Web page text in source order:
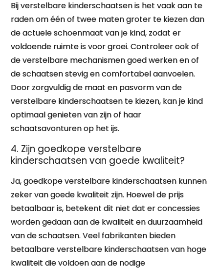
Bij verstelbare kinderschaatsen is het vaak aan te
raden om één of twee maten groter te kiezen dan
de actuele schoenmaat van je kind, zodat er
voldoende ruimte is voor groei. Controleer ook of
de verstelbare mechanismen goed werken en of
de schaatsen stevig en comfortabel aanvoelen.
Door zorgvuldig de maat en pasvorm van de
verstelbare kinderschaatsen te kiezen, kan je kind
optimaal genieten van zijn of haar
schaatsavonturen op het ijs.
4. Zijn goedkope verstelbare
kinderschaatsen van goede kwaliteit?
Ja, goedkope verstelbare kinderschaatsen kunnen
zeker van goede kwaliteit zijn. Hoewel de prijs
betaalbaar is, betekent dit niet dat er concessies
worden gedaan aan de kwaliteit en duurzaamheid
van de schaatsen. Veel fabrikanten bieden
betaalbare verstelbare kinderschaatsen van hoge
kwaliteit die voldoen aan de nodige